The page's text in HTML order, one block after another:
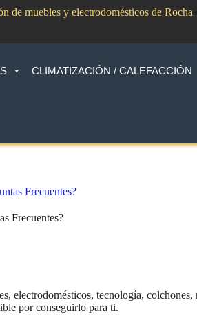
muebles y electrodomésticos de Rocha
CLIMATIZACIÓN / CALEFACCIÓN
Frecuentes?
Frecuentes?
electrodomésticos, tecnología,
por conseguirlo para ti.